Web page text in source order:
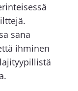
sana
ihminen